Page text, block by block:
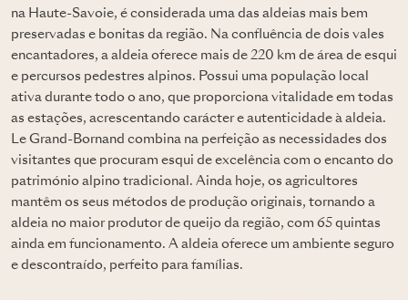
na Haute-Savoie, é considerada uma das aldeias mais bem
preservadas e bonitas da região. Na confluência de dois vales
encantadores, a aldeia oferece mais de 220 km de área de esqui
e percursos pedestres alpinos. Possui uma população local
ativa durante todo o ano, que proporciona vitalidade em todas
as estações, acrescentando carácter e autenticidade à aldeia.
Le Grand-Bornand combina na perfeição as necessidades dos
visitantes que procuram esqui de excelência com o encanto do
património alpino tradicional. Ainda hoje, os agricultores
mantêm os seus métodos de produção originais, tornando a
aldeia no maior produtor de queijo da região, com 65 quintas
ainda em funcionamento. A aldeia oferece um ambiente seguro
e descontraído, perfeito para famílias.